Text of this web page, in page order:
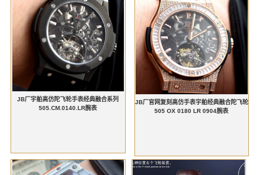
JB厂宇舶高仿陀飞轮手表经典融合系列
505.CM.0140.LR腕表
JB厂官网复刻高仿手表宇舶经典融合陀飞轮
505 OX 0180 LR 0904腕表